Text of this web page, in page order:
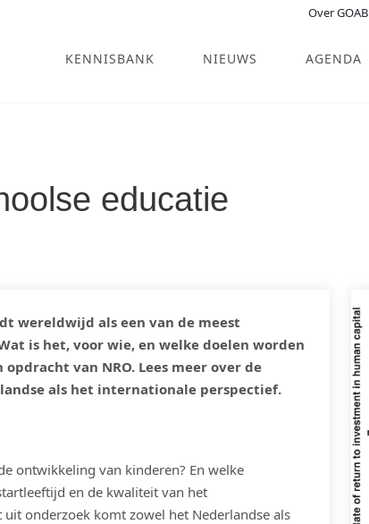
Over GOAB
KENNISBANK NIEUWS AGENDA
educatie
wereldwijd als een van de meest
is het, voor wie, en welke doelen worden
van NRO. Lees meer over de
als het internationale perspectief.
ontwikkeling van kinderen? En welke
en de kwaliteit van het
onderzoek komt zowel het Nederlandse als